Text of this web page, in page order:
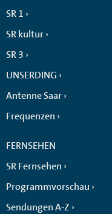
SR 1
SR kultur
SR 3
UNSERDING
Antenne Saar
Frequenzen
FERNSEHEN
SR Fernsehen
Programmvorschau
Sendungen A-Z